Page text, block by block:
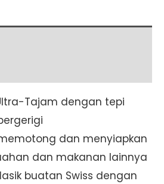
Tajam dengan tepi
dan menyiapkan
dan makanan lainnya
buatan Swiss dengan